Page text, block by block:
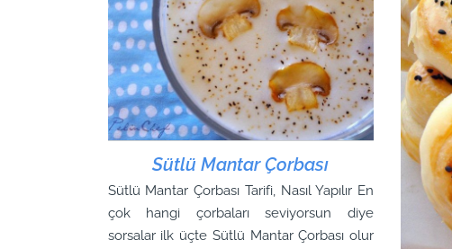
Sütlü Mantar Çorbası
Sütlü Mantar Çorbası Tarifi, Nasıl Yapılır En
çok hangi çorbaları seviyorsun diye
sorsalar ilk üçte Sütlü Mantar Çorbası olur